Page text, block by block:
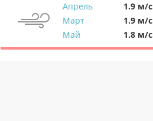
Апрель
1.9 м/с
Март
1.9 м/с
Май
1.8 м/с